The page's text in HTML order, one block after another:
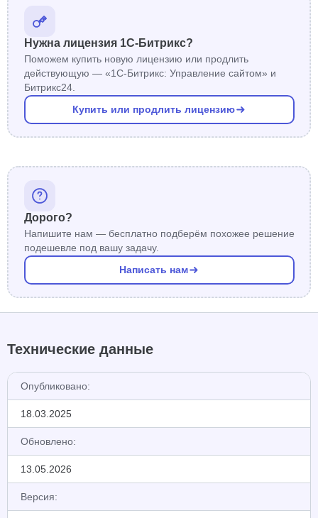
Нужна лицензия 1С-Битрикс?
Поможем купить новую лицензию или продлить
действующую — «1С-Битрикс: Управление сайтом» и
Битрикс24.
Купить или продлить лицензию
Дорого?
Напишите нам — бесплатно подберём похожее решение
подешевле под вашу задачу.
Написать нам
Технические данные
Опубликовано:
18.03.2025
Обновлено:
13.05.2026
Версия: